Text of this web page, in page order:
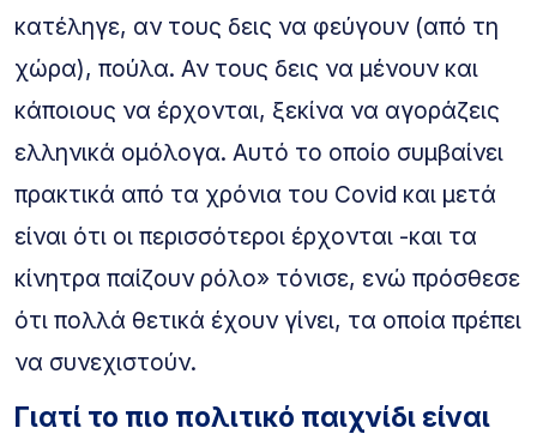
κατέληγε, αν τους δεις να φεύγουν (από τη
χώρα), πούλα. Αν τους δεις να μένουν και
κάποιους να έρχονται, ξεκίνα να αγοράζεις
ελληνικά ομόλογα. Αυτό το οποίο συμβαίνει
πρακτικά από τα χρόνια του Covid και μετά
είναι ότι οι περισσότεροι έρχονται -και τα
κίνητρα παίζουν ρόλο» τόνισε, ενώ πρόσθεσε
ότι πολλά θετικά έχουν γίνει, τα οποία πρέπει
να συνεχιστούν.
Γιατί το πιο πολιτικό παιχνίδι είναι